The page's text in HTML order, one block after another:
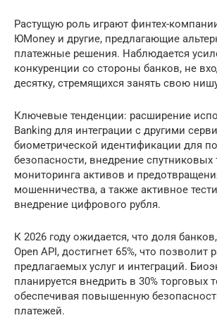
Растущую роль играют финтех-
ЮMoney и другие, предлагающие
платежные решения. Наблюдается
конкуренции со стороны банков, не
десятку, стремящихся занять свою
Ключевые тенденции: расширение
Banking для интеграции с другими
биометрической идентификации для
безопасности, внедрение спутниковых
мониторинга активов и
мошенничества, а также активное
внедрение цифрового рубля.
К 2026 году ожидается, что доля
Open API, достигнет 65%, что позволит
предлагаемых услуг и интеграций.
планируется внедрить в 30% торговых
обеспечивая повышенную
платежей.